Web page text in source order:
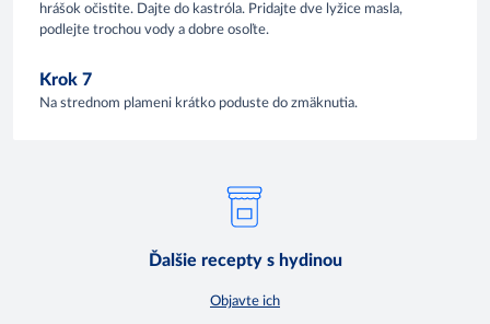
hrášok očistite. Dajte do kastróla. Pridajte dve lyžice masla,
podlejte trochou vody a dobre osoľte.
Krok 7
Na strednom plameni krátko poduste do zmäknutia.
Ďalšie recepty s hydinou
Objavte ich